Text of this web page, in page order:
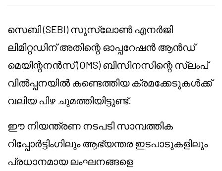
സെബി (SEBI) സുസ്ലോൺ എനർജി
ലിമിറ്റഡിന് അതിന്റെ ഓപ്പറേഷൻ ആൻഡ്
മെയിന്റനൻസ് (OMS) ബിസിനസിന്റെ സ്ലംപ്
വിൽപ്പനയിൽ കണ്ടെത്തിയ ക്രമക്കേടുകൾക്ക്
വലിയ പിഴ ചുമത്തിയിട്ടുണ്ട്.
ഈ നിയന്ത്രണ നടപടി സാമ്പത്തിക
റിപ്പോർട്ടിംഗിലും ആഭ്യന്തര ഇടപാടുകളിലും
പ്രധാനമായ ലംഘനങ്ങളെ